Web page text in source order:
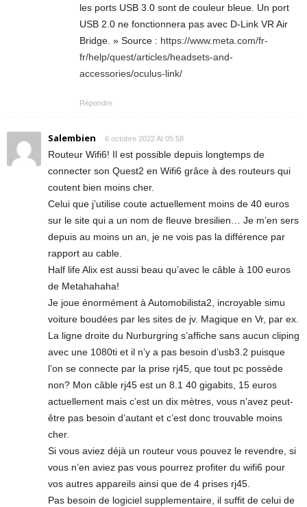
les ports USB 3.0 sont de couleur bleue. Un port
USB 2.0 ne fonctionnera pas avec D-Link VR Air
Bridge. » Source : https://www.meta.com/fr-
fr/help/quest/articles/headsets-and-
accessories/oculus-link/
Répondre
Salembien 6 octobre 2022 At 05:58
Routeur Wifi6! Il est possible depuis longtemps de
connecter son Quest2 en Wifi6 grâce à des routeurs qui
coutent bien moins cher.
Celui que j’utilise coute actuellement moins de 40 euros
sur le site qui a un nom de fleuve bresilien… Je m’en sers
depuis au moins un an, je ne vois pas la différence par
rapport au cable.
Half life Alix est aussi beau qu’avec le câble à 100 euros
de Metahahaha!
Je joue énormément à Automobilista2, incroyable simu
voiture boudées par les sites de jv. Magique en Vr, par ex.
La ligne droite du Nurburgring s’affiche sans aucun cliping
avec une 1080ti et il n’y a pas besoin d’usb3.2 puisque
l’on se connecte par la prise rj45, que tout pc possède
non? Mon câble rj45 est un 8.1 40 gigabits, 15 euros
actuellement mais c’est un dix mètres, vous n’avez peut-
être pas besoin d’autant et c’est donc trouvable moins
cher.
Si vous aviez déjà un routeur vous pouvez le revendre, si
vous n’en aviez pas vous pourrez profiter du wifi6 pour
vos autres appareils ainsi que de 4 prises rj45.
Pas besoin de logiciel supplementaire, il suffit de celui de